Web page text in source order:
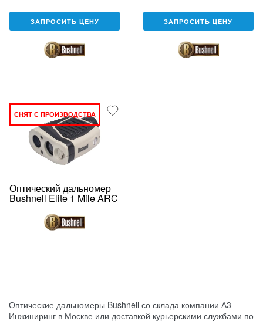
ЗАПРОСИТЬ ЦЕНУ ЗАПРОСИТЬ ЦЕНУ
СНЯТ С ПРОИЗВОДСТВА
Оптический дальномер
Bushnell Elite 1 Mile ARC
Оптические дальномеры Bushnell со склада компании А3
Инжиниринг в Москве или доставкой курьерскими службами по